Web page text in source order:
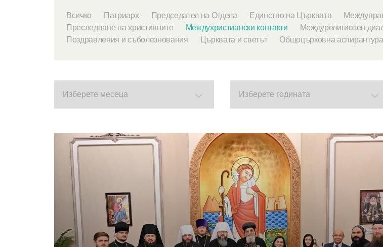
Всичко Патриарх Председател на Отдела Единство на Църквата
Преследване на християните
Междухристиански контакти Междурелигиозен
Поздравления и съболезнования
Църквата и светът Общоцърковна аспирантура